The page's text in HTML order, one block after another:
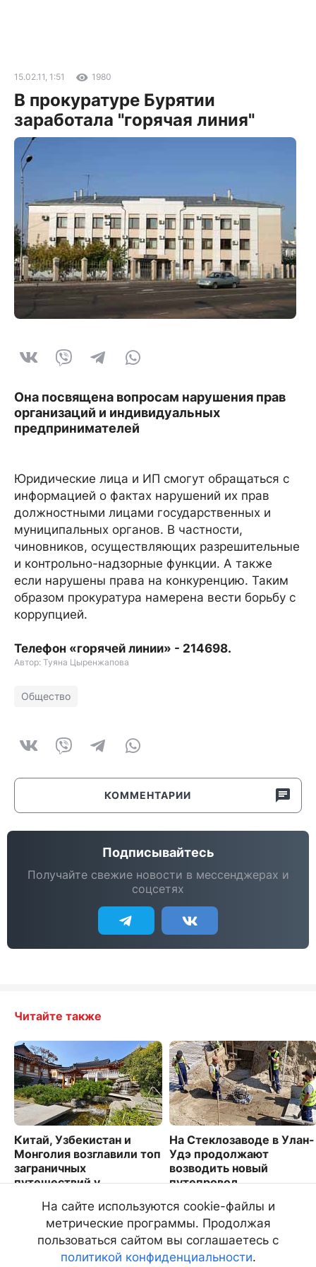
15.02.11, 1:51 1980
В прокуратуре Бурятии
заработала "горячая линия"
Она посвящена вопросам нарушения прав
организаций и индивидуальных
предпринимателей
Юридические лица и ИП смогут обращаться с
информацией о фактах нарушений их прав
должностными лицами государственных и
муниципальных органов. В частности,
чиновников, осуществляющих разрешительные
и контрольно-надзорные функции. А также
если нарушены права на конкуренцию. Таким
образом прокуратура намерена вести борьбу с
коррупцией.
Телефон «горячей линии» - 214698.
Автор: Туяна Цыренжапова
Общество
КОММЕНТАРИИ
Подписывайтесь
Получайте свежие новости в мессенджерах и
соцсетях
Читайте также
Китай, Узбекистан и
Монголия возглавили топ
заграничных
путешествий у
На Стеклозаводе в Улан-
Удэ продолжают
возводить новый
путепровод
3723
На сайте используются cookie-файлы и
метрические программы. Продолжая
пользоваться сайтом вы соглашаетесь с
политикой конфиденциальности.